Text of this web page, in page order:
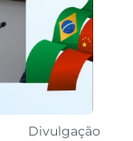
Divulgação